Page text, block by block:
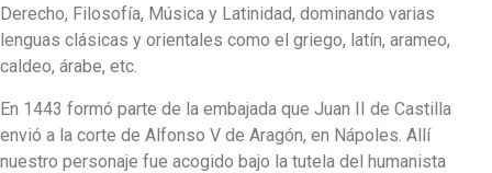
Derecho, Filosofía, Música y Latinidad, dominando varias
lenguas clásicas y orientales como el griego, latín, arameo,
caldeo, árabe, etc.
En 1443 formó parte de la embajada que Juan II de Castilla
envió a la corte de Alfonso V de Aragón, en Nápoles. Allí
nuestro personaje fue acogido bajo la tutela del humanista